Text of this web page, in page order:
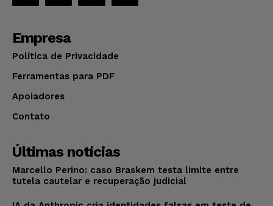
Empresa
Política de Privacidade
Ferramentas para PDF
Apoiadores
Contato
Últimas notícias
Marcello Perino: caso Braskem testa limite entre
tutela cautelar e recuperação judicial